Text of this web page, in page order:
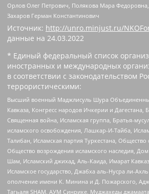
Орлов Олег Петрович, Полякова Мара
Захаров Герман Константинович
Источник: http://unro.minjust.ru/
данные на 24.03.2022
* Единый федеральный список
иностранных и международных
в соответствии с законодательством
террористическими:
Высший военный Маджлисуль Шура
Кавказа, Конгресс народов Ичкерии и Дагестана,
Священная война, Исламская группа, Братья-
исламского освобождения, Лашкар-И-Тайба,
Талибан, Исламская партия Туркестана,
Общество возрождения исламского наследия,
Шам, Исламский джихад, Аль-Каида, Имарат
Исламское государство, Джабха аль-Нусра ли-
ополчение имени К. Минина и Д. Пожарского,
Тагьаля SHAM, АУМ Синрике, Муджахеды